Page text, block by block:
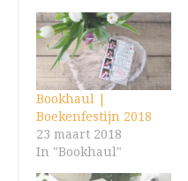
Bookhaul |
Boekenfestijn 2018
23 maart 2018
In "Bookhaul"